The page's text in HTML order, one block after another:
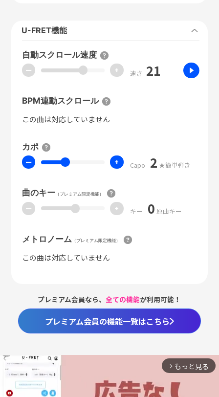
U-FRET機能
自動スクロール速度
ー + 速さ 21
BPM連動スクロール
この曲は対応していません
カポ
ー + Capo 2 ★簡単弾き
曲のキー（プレミアム限定機能）
ー + キー 0 原曲キー
メトロノーム （プレミアム限定機能）
この曲は対応していません
プレミアム会員なら、全ての機能が利用可能！
プレミアム会員の機能一覧はこちら
arrow_forward_ios もっと見る